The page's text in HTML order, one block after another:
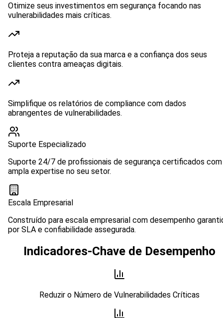
Otimize seus investimentos em segurança focando nas
vulnerabilidades mais críticas.
Proteja a reputação da sua marca e a confiança dos seus
clientes contra ameaças digitais.
Simplifique os relatórios de compliance com dados
abrangentes de vulnerabilidades.
Suporte Especializado
Suporte 24/7 de profissionais de segurança certificados com
ampla expertise no seu setor.
Escala Empresarial
Construído para escala empresarial com desempenho
por SLA e confiabilidade assegurada.
Indicadores-Chave de Desempenho
Reduzir o Número de Vulnerabilidades Críticas